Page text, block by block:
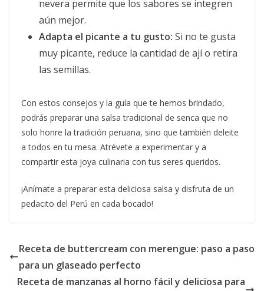
nevera permite que los sabores se integren
aún mejor.
Adapta el picante a tu gusto: Si no te gusta
muy picante, reduce la cantidad de ají o retira
las semillas.
Con estos consejos y la guía que te hemos brindado,
podrás preparar una salsa tradicional de senca que no
solo honre la tradición peruana, sino que también deleite
a todos en tu mesa. Atrévete a experimentar y a
compartir esta joya culinaria con tus seres queridos.
¡Anímate a preparar esta deliciosa salsa y disfruta de un
pedacito del Perú en cada bocado!
Receta de buttercream con merengue: paso a paso
para un glaseado perfecto
Receta de manzanas al horno fácil y deliciosa para